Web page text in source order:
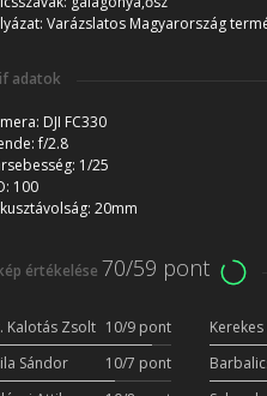
Varázslatos Magyarország
adatok
DJI FC330
f/2.8
1/25
100
20mm
értékelése 70/59 pont
Kalotás Zsolt 10/9 pont
Sándor
10/7 pont